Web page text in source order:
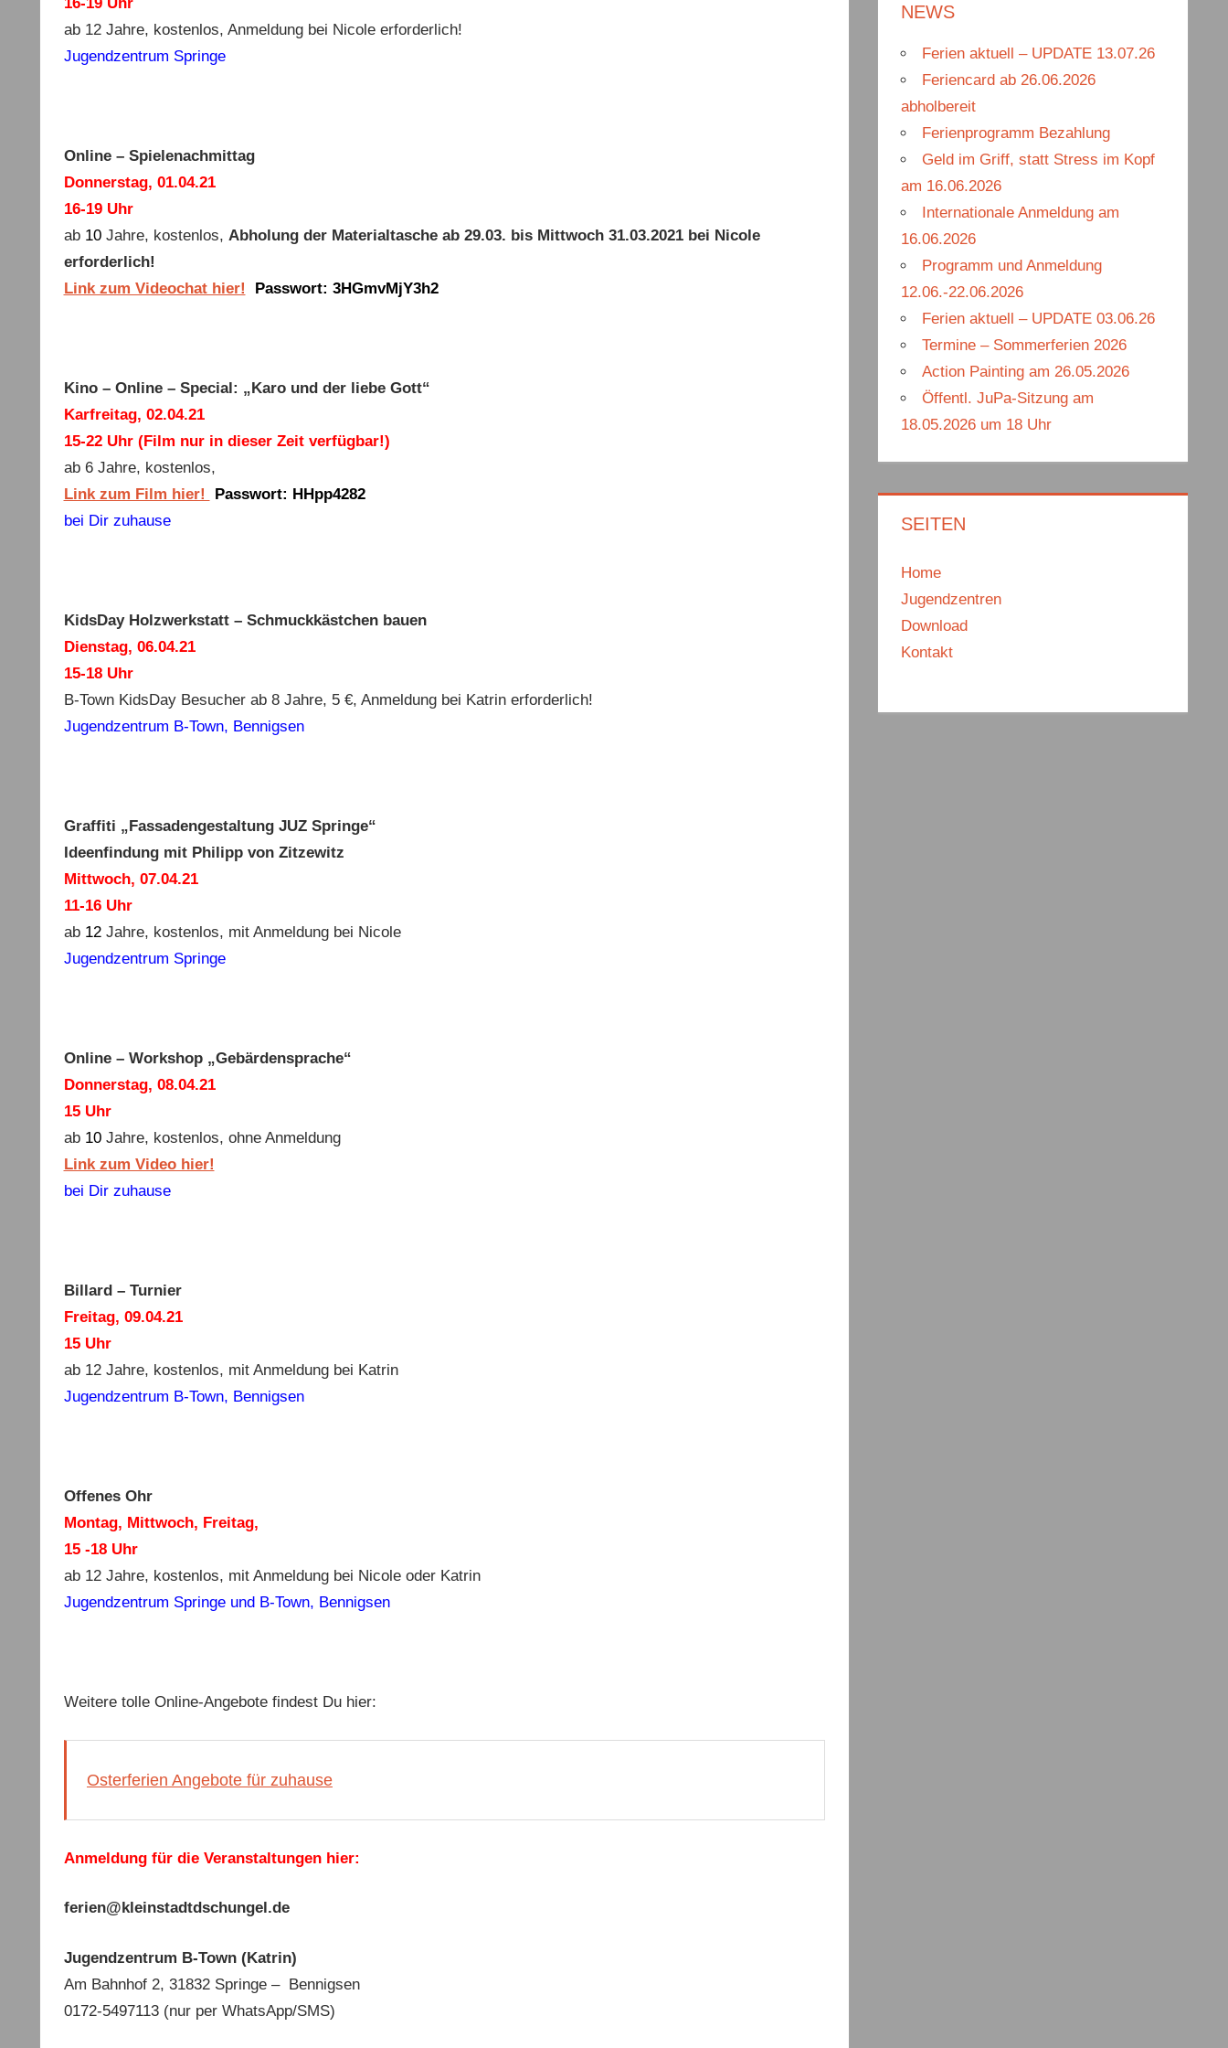
ab 12Jahre, kostenlos, Anmeldung bei Nicole erforderlich!
Jugendzentrum Springe
Online – Spielenachmittag
Donnerstag, 01.04.21
16-19 Uhr
ab 10Jahre, kostenlos, Abholung der Materialtasche ab 29.03. bis Mittwoch 31.03.2021 bei Nicole
erforderlich!
Link zum Videochat hier!
Passwort: 3HGmvMjY3h2
Kino – Online – Special: „Karo und der liebe Gott“
Karfreitag, 02.04.21
15-22 Uhr (Film nur in dieser Zeit verfügbar!)
ab 6 Jahre, kostenlos,
Link zum Film hier!
Passwort: HHpp4282
bei Dir zuhause
KidsDay Holzwerkstatt – Schmuckkästchen bauen
Dienstag, 06.04.21
15-18 Uhr
B-Town KidsDay Besucher ab 8 Jahre, 5 €, Anmeldung bei Katrin erforderlich!
Jugendzentrum B-Town, Bennigsen
Graffiti „Fassadengestaltung JUZ Springe“
Ideenfindung mit Philipp von Zitzewitz
Mittwoch, 07.04.21
11-16 Uhr
ab 12Jahre, kostenlos, mit Anmeldung bei Nicole
Jugendzentrum Springe
Online – Workshop „Gebärdensprache“
Donnerstag, 08.04.21
15 Uhr
ab 10Jahre, kostenlos, ohne Anmeldung
Link zum Video hier!
bei Dir zuhause
Billard – Turnier
Freitag, 09.04.21
15 Uhr
ab 12 Jahre, kostenlos, mit Anmeldung bei Katrin
Jugendzentrum B-Town, Bennigsen
Offenes Ohr
Montag, Mittwoch, Freitag,
15 -18 Uhr
ab 12 Jahre, kostenlos, mit Anmeldung bei Nicole oder Katrin
Jugendzentrum Springe und B-Town, Bennigsen
Weitere tolle Online-Angebote findest Du hier:
Osterferien Angebote für zuhause
Anmeldung für die Veranstaltungen hier:
ferien@kleinstadtdschungel.de
Jugendzentrum B-Town (Katrin)
Am Bahnhof 2, 31832 Springe – Bennigsen
0172-5497113 (nur per WhatsApp/SMS)
e
n
a
c
h
:
n
NEWS
Ferien aktuell – UPDATE 13.07.26
Feriencard ab 26.06.2026
abholbereit
Ferienprogramm Bezahlung
Geld im Griff, statt Stress im Kopf
am 16.06.2026
Internationale Anmeldung am
16.06.2026
Programm und Anmeldung
12.06.-22.06.2026
Ferien aktuell – UPDATE 03.06.26
Termine – Sommerferien 2026
Action Painting am 26.05.2026
Öffentl. JuPa-Sitzung am
18.05.2026 um 18 Uhr
SEITEN
Home
Jugendzentren
Download
Kontakt